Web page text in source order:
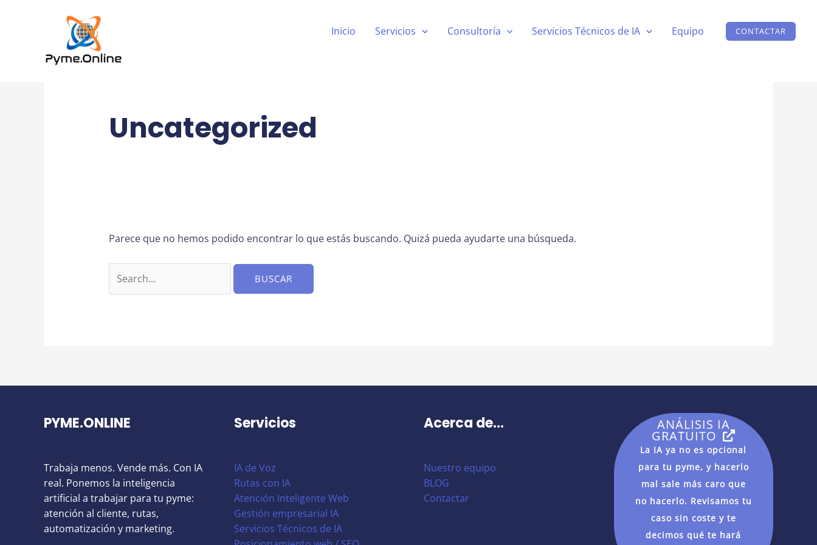
Inicio
Servicios Consultoría Servicios Técnicos de IA Equipo CONTACTAR
Uncategorized
Parece que no hemos podido encontrar lo que estás buscando. Quizá pueda ayudarte una búsqueda.
por:
PYME.ONLINE
Trabaja menos. Vende más. Con IA
real. Ponemos la inteligencia
artificial a trabajar para tu pyme:
atención al cliente, rutas,
automatización y marketing.
Servicios
IA de Voz
Rutas con IA
Atención Inteligente Web
Gestión empresarial IA
Servicios Técnicos de IA
Acerca de...
Nuestro equipo
BLOG
Contactar
ANÁLISIS IA
GRATUITO
La IA ya no es opcional
para tu pyme, y hacerlo
mal sale más caro que
no hacerlo. Revisamos tu
caso sin coste y te
decimos qué te hará